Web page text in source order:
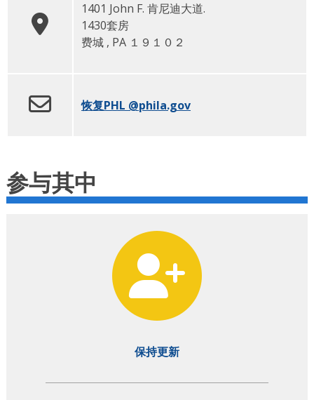
1401 John F. 肯尼迪大道.
1430套房
费城 , PA １９１０２
恢复PHL @phila.gov
参与其中
保持更新